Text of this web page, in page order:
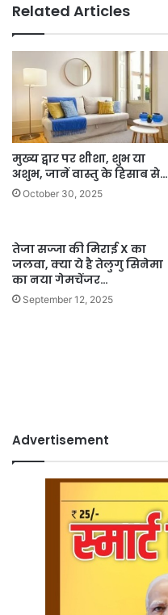
Related Articles
मुख्य द्वार पर शीशा, शुभ या
अशुभ, जानें वास्तु के हिसाब से…
October 30, 2025
तेजा सज्जा की मिराई X का
जलवा, क्या ये है तेलुगु सिनेमा
का नया गेमचेंजर…
September 12, 2025
Advertisement